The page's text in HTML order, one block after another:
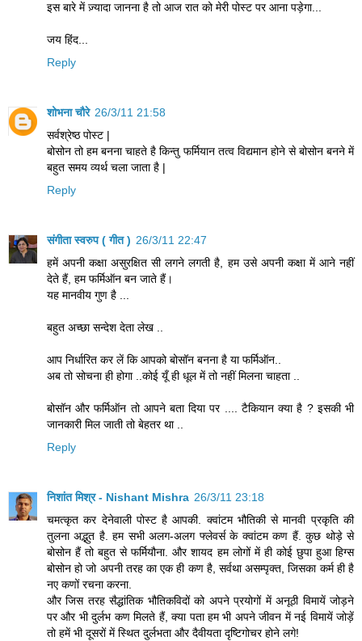
इस बारे में ज़्यादा जानना है तो आज रात को मेरी पोस्ट पर आना पड़ेगा...
जय हिंद...
Reply
शोभना चौरे 26/3/11 21:58
सर्वश्रेष्ठ पोस्ट |
बोसोन तो हम बनना चाहते है किन्तु फर्मियान तत्व विद्यमान होने से बोसोन बनने में
बहुत समय व्यर्थ चला जाता है |
Reply
संगीता स्वरुप ( गीत ) 26/3/11 22:47
हमें अपनी कक्षा असुरक्षित सी लगने लगती है, हम उसे अपनी कक्षा में आने नहीं
देते हैं, हम फर्मिऑन बन जाते हैं।
यह मानवीय गुण है ...
बहुत अच्छा सन्देश देता लेख ..
आप निर्धारित कर लें कि आपको बोसॉन बनना है या फर्मिऑन..
अब तो सोचना ही होगा ..कोई यूँ ही धूल में तो नहीं मिलना चाहता ..
बोसॉन और फर्मिऑन तो आपने बता दिया पर .... टैकियान क्या है ? इसकी भी
जानकारी मिल जाती तो बेहतर था ..
Reply
निशांत मिश्र - Nishant Mishra 26/3/11 23:18
चमत्कृत कर देनेवाली पोस्ट है आपकी. क्वांटम भौतिकी से मानवी प्रकृति की
तुलना अद्भुत है. हम सभी अलग-अलग फ्लेवर्स के क्वांटम कण हैं. कुछ थोड़े से
बोसोन हैं तो बहुत से फर्मियौना. और शायद हम लोगों में ही कोई छुपा हुआ हिग्स
बोसोन हो जो अपनी तरह का एक ही कण है, सर्वथा असम्पृक्त, जिसका कर्म ही है
नए कणों रचना करना.
और जिस तरह सैद्धांतिक भौतिकविदों को अपने प्रयोगों में अनूठी विमायें जोड़ने
पर और भी दुर्लभ कण मिलते हैं, क्या पता हम भी अपने जीवन में नई विमायें जोड़ें
तो हमें भी दूसरों में स्थित दुर्लभता और दैवीयता दृष्टिगोचर होने लगे!